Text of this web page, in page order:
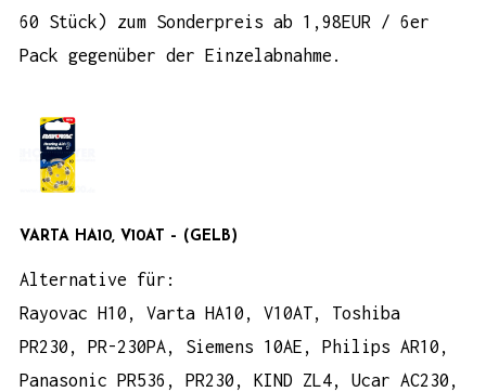
60 Stück) zum Sonderpreis ab 1,98EUR / 6er
Pack gegenüber der
Einzelabnahme .
VARTA HA10, V10AT – (GELB)
Alternative für:
Rayovac H10, Varta HA10, V10AT, Toshiba
PR230, PR-230PA, Siemens 10AE, Philips AR10,
Panasonic PR536, PR230, KIND ZL4, Ucar AC230,